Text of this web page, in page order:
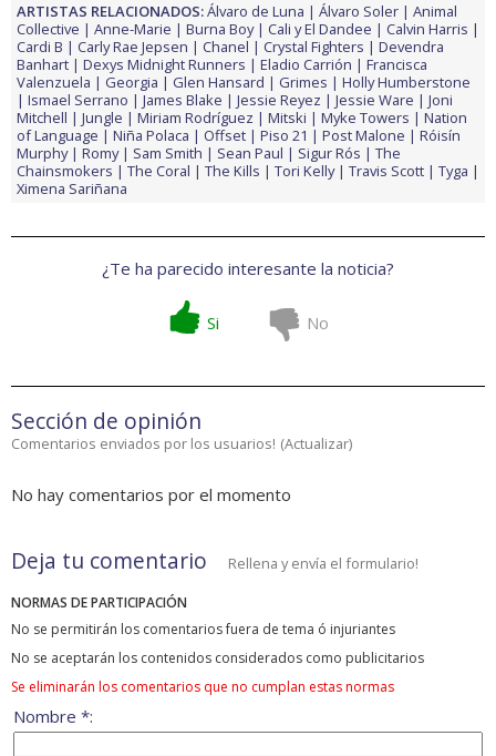
ARTISTAS RELACIONADOS:Álvaro de Luna Álvaro Soler
Animal
Collective
Anne-Marie Burna Boy Cali y El Dandee
Calvin Harris
Cardi B
Carly Rae Jepsen Chanel Crystal Fighters
Devendra
Banhart
Dexys Midnight Runners Eladio Carrión
Francisca
Valenzuela
Georgia Glen Hansard Grimes
Holly Humberstone
Ismael Serrano
James Blake Jessie Reyez Jessie Ware
Joni
Mitchell
Jungle Miriam Rodríguez Mitski Myke Towers
Nation
of Language
Niña Polaca Offset Piso 21 Post Malone
Róisín
Murphy
Romy Sam Smith Sean Paul Sigur Rós
The
Chainsmokers
The Coral The Kills Tori Kelly Travis Scott
Tyga
Ximena Sariñana
¿Te ha parecido interesante la noticia?
Si No
Sección de opinión
Comentarios enviados por los usuarios! (Actualizar)
No hay comentarios por el momento
Deja tu comentario Rellena y envía el formulario!
NORMAS DE PARTICIPACIÓN
No se permitirán los comentarios fuera de tema ó injuriantes
No se aceptarán los contenidos considerados como publicitarios
Se eliminarán los comentarios que no cumplan estas normas
Nombre *: